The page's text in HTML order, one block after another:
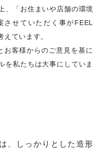
、「お住まいや店舗の環境
させていただく事がFEEL
ています。
お客様からのご意見を基に
を私たちは大事にしていま
、しっかりとした造形